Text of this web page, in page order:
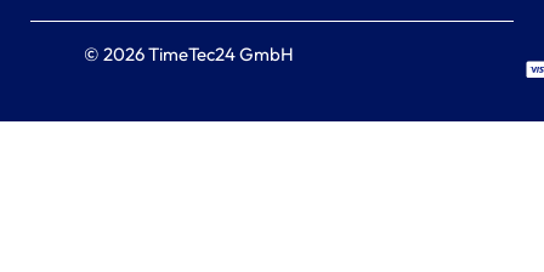
© 2026 TimeTec24 GmbH